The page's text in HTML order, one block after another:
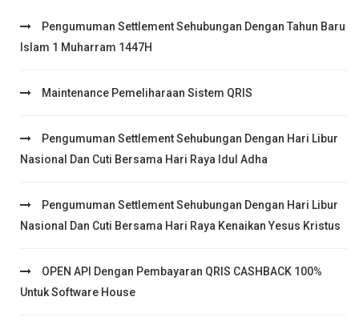
Pengumuman Settlement Sehubungan Dengan Tahun Baru
Islam 1 Muharram 1447H
Maintenance Pemeliharaan Sistem QRIS
Pengumuman Settlement Sehubungan Dengan Hari Libur
Nasional Dan Cuti Bersama Hari Raya Idul Adha
Pengumuman Settlement Sehubungan Dengan Hari Libur
Nasional Dan Cuti Bersama Hari Raya Kenaikan Yesus Kristus
OPEN API Dengan Pembayaran QRIS CASHBACK 100%
Untuk Software House